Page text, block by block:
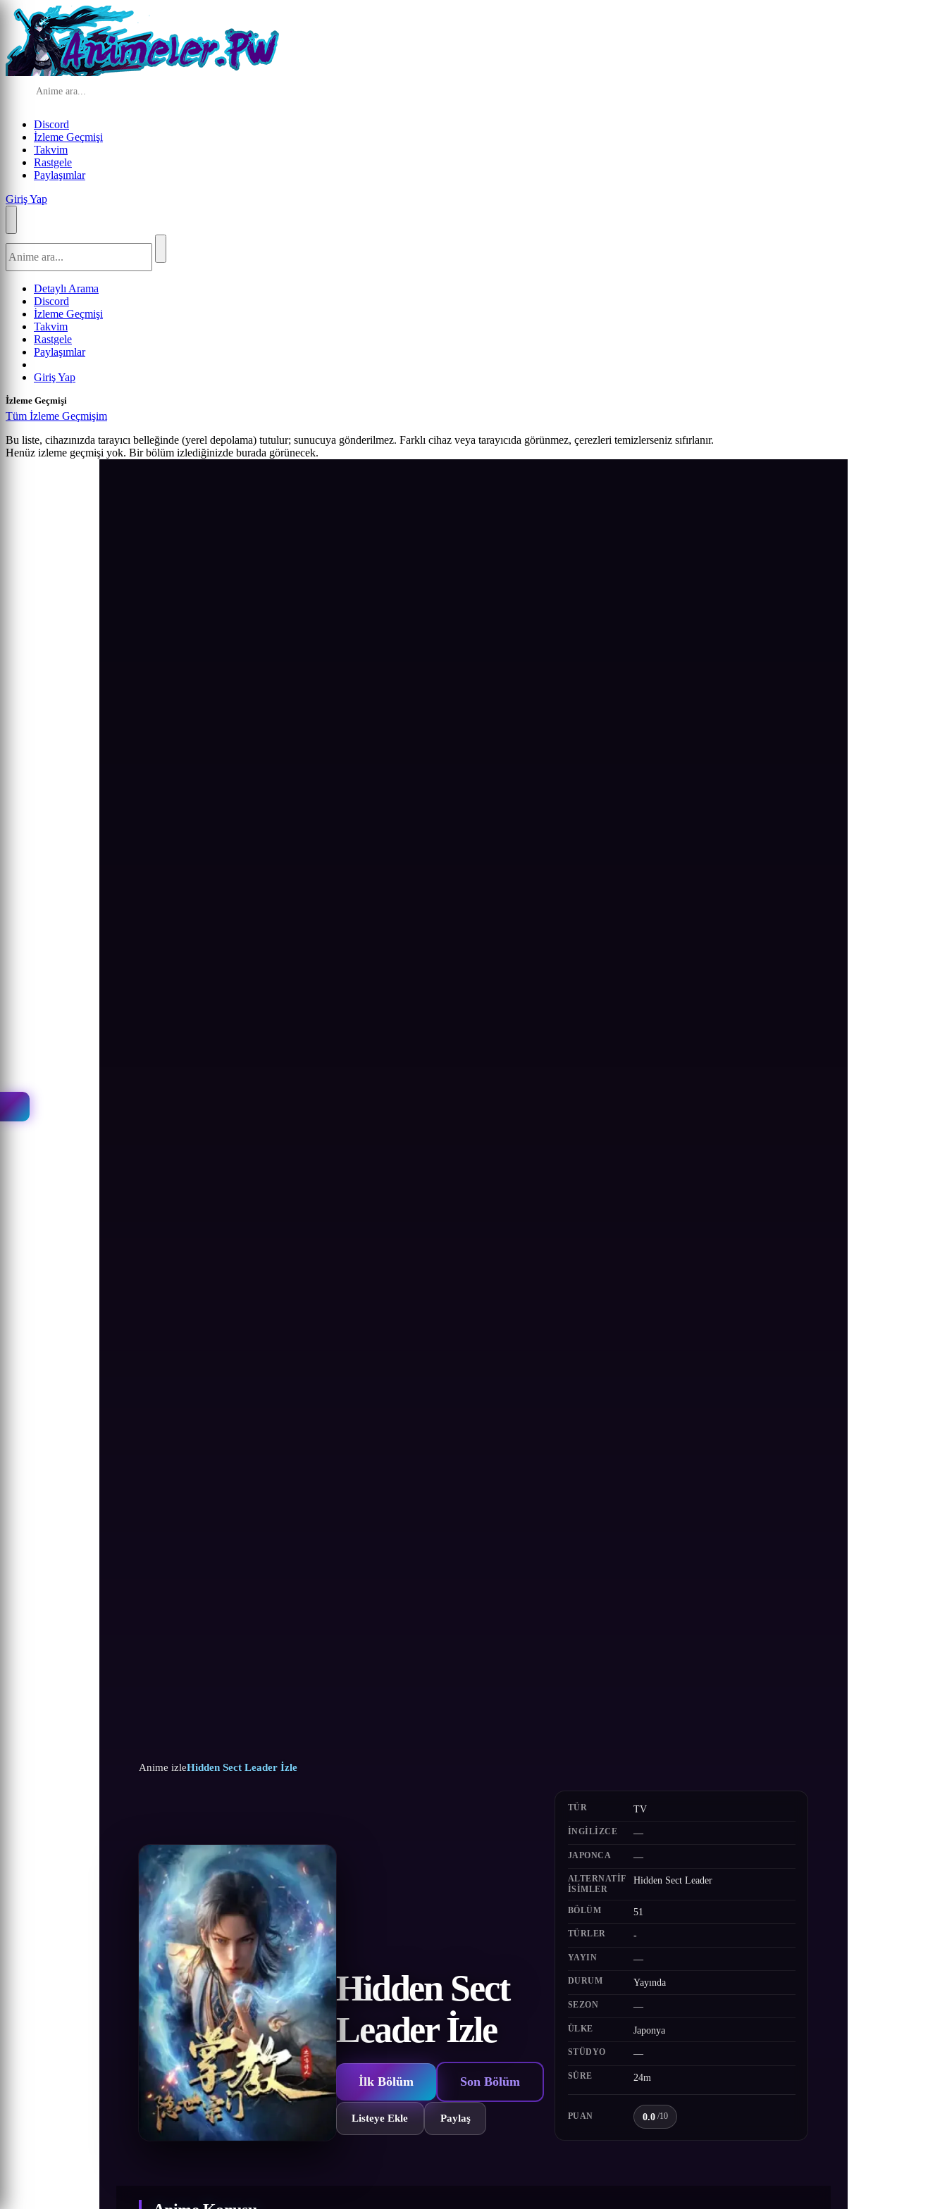
Discord
İzleme Geçmişi
Takvim
Rastgele
Paylaşımlar
Giriş Yap
Detaylı Arama
Discord
İzleme Geçmişi
Takvim
Rastgele
Paylaşımlar
Giriş Yap
İzleme Geçmişi
Tüm İzleme Geçmişim
Bu liste, cihazınızda tarayıcı belleğinde (yerel depolama) tutulur; sunucuya gönderilmez. Farklı cihaz veya tarayıcıda görünmez, çerezleri temizlerseniz sıfırlanır.
Henüz izleme geçmişi yok. Bir bölüm izlediğinizde burada görünecek.
Anime izleHidden Sect Leader İzle
Hidden Sect
Leader İzle
İlk Bölüm Son Bölüm
Listeye Ekle Paylaş
TÜR TV
İNGILIZCE —
JAPONCA —
ALTERNATIF
ISIMLER
Hidden Sect Leader
BÖLÜM 51
TÜRLER -
YAYIN —
DURUM Yayında
SEZON —
ÜLKE Japonya
STÜDYO —
SÜRE 24m
PUAN 0.0 /10